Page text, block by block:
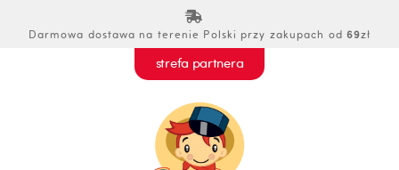
Darmowa dostawa na terenie Polski przy zakupach od 69zł
strefa partnera